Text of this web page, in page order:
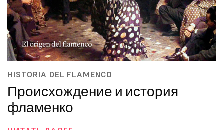
HISTORIA DEL FLAMENCO
Происхождение и история
фламенко